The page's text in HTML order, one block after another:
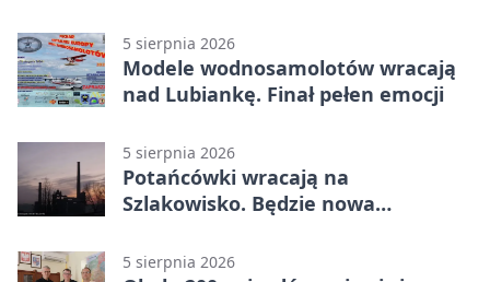
5 sierpnia 2026
Modele wodnosamolotów wracają
nad Lubiankę. Finał pełen emocji
5 sierpnia 2026
Potańcówki wracają na
Szlakowisko. Będzie nowa
5 sierpnia 2026